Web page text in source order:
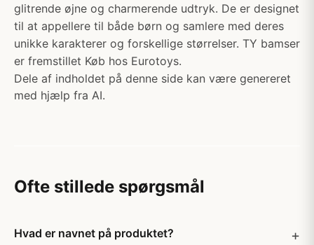
glitrende øjne og charmerende udtryk. De er designet
til at appellere til både børn og samlere med deres
unikke karakterer og forskellige størrelser. TY bamser
er fremstillet Køb hos Eurotoys.
Dele af indholdet på denne side kan være genereret
med hjælp fra AI.
Ofte stillede spørgsmål
Hvad er navnet på produktet?